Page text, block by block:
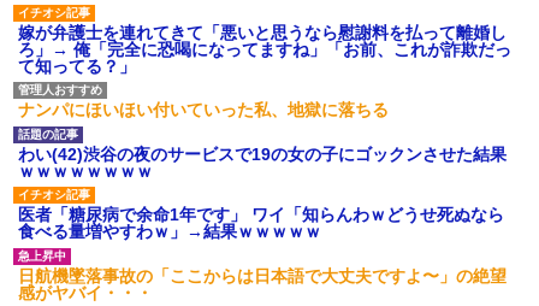
嫁が弁護士を連れてきて「悪いと思うなら慰謝料を払って離婚し
ろ」→ 俺「完全に恐喝になってますね」「お前、これが詐欺だっ
て知ってる？」
ナンパにほいほい付いていった私、地獄に落ちる
わい(42)渋谷の夜のサービスで19の女の子にゴックンさせた結果
ｗｗｗｗｗｗｗｗ
医者「糖尿病で余命1年です」 ワイ「知らんわｗどうせ死ぬなら
食べる量増やすわｗ」→結果ｗｗｗｗｗ
日航機墜落事故の「ここからは日本語で大丈夫ですよ〜」の絶望
感がヤバイ・・・